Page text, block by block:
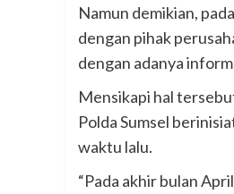
Namun demikian,
dengan pihak
dengan adanya
Mensikapi hal
Polda Sumsel
waktu lalu.
“Pada akhir bulan